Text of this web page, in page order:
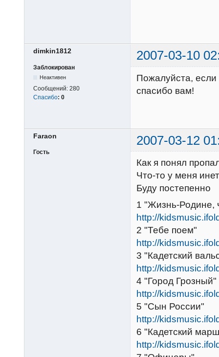
dimkin1812 2007-03-10
Заблокирован
Неактивен
Сообщений: 280
Спасибо: 0
Пожалуйста,
спасибо вам!
Faraon 2007-03-12
Гость
Как я понял
Что-то у меня
Буду постепенно
1 "Жизнь-Родине,
http://
2 "Тебе поем"
http://
3 "Кадетский
http://
4 "Город Грозный"
http://
5 "Сын России"
http://
6 "Кадетский
http://